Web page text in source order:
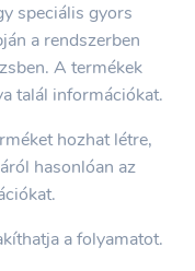
speciális gyors
a rendszerben
A termékek
talál információkat.
hozhat létre,
hasonlóan az
a folyamatot.